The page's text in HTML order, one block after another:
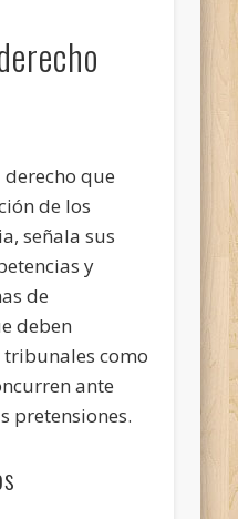
derecho que
de los
señala sus
y
de
deben
como
ante
pretensiones.